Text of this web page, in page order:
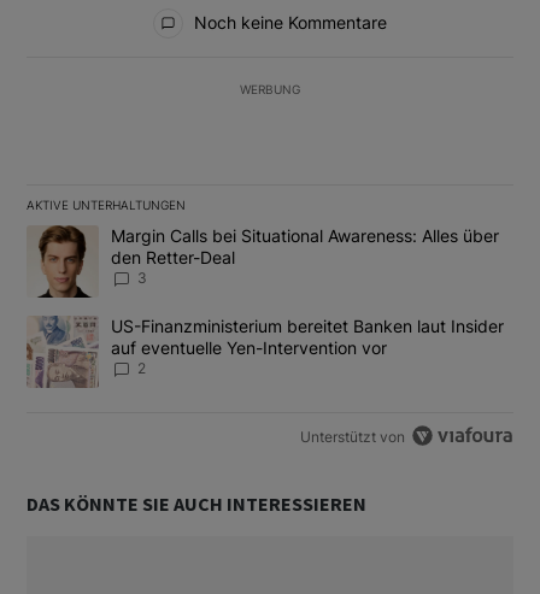
Noch keine Kommentare
WERBUNG
AKTIVE UNTERHALTUNGEN
Das Folgende ist eine Liste der am meisten kommentierten
Ein Trendartikel mit dem Titel "Margin Calls bei Situational
Margin Calls bei Situational Awareness: Alles über
den Retter-Deal
3
Ein Trendartikel mit dem Titel "US-Finanzministerium bereitet
US-Finanzministerium bereitet Banken laut Insider
auf eventuelle Yen-Intervention vor
2
Unterstützt von
DAS KÖNNTE SIE AUCH INTERESSIEREN